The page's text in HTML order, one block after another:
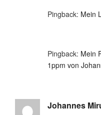
Pingback: Mein
Pingback: Mein
1ppm von
Johannes